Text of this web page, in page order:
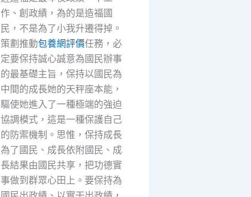
作、創政績，為的是造福國
民，不是為了小我升遷得掉。
策劃推動包養網評價任務，必
定要保持誠心誠意為國民辦事
的最基礎主旨，保持以國民為
中間的成長她的天秤座本能，
驅使她進入了一種極端的強迫
協調模式，這是一種保護自己
的防禦機制。思惟，保持成長
為了國民、成長依附國民、成
長結果由國民共享，把功德實
事做到群眾心田上。要保持為